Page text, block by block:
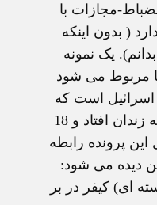
مجازات با
( بدون اينکه
يک نمونه
مربوط می شود
اسرائيل است که
به جرم گفتن ناگفتنی ها به زندان افتاد و 18
پرونده رابطه
ديده می شود:
ای) کيفر در بر